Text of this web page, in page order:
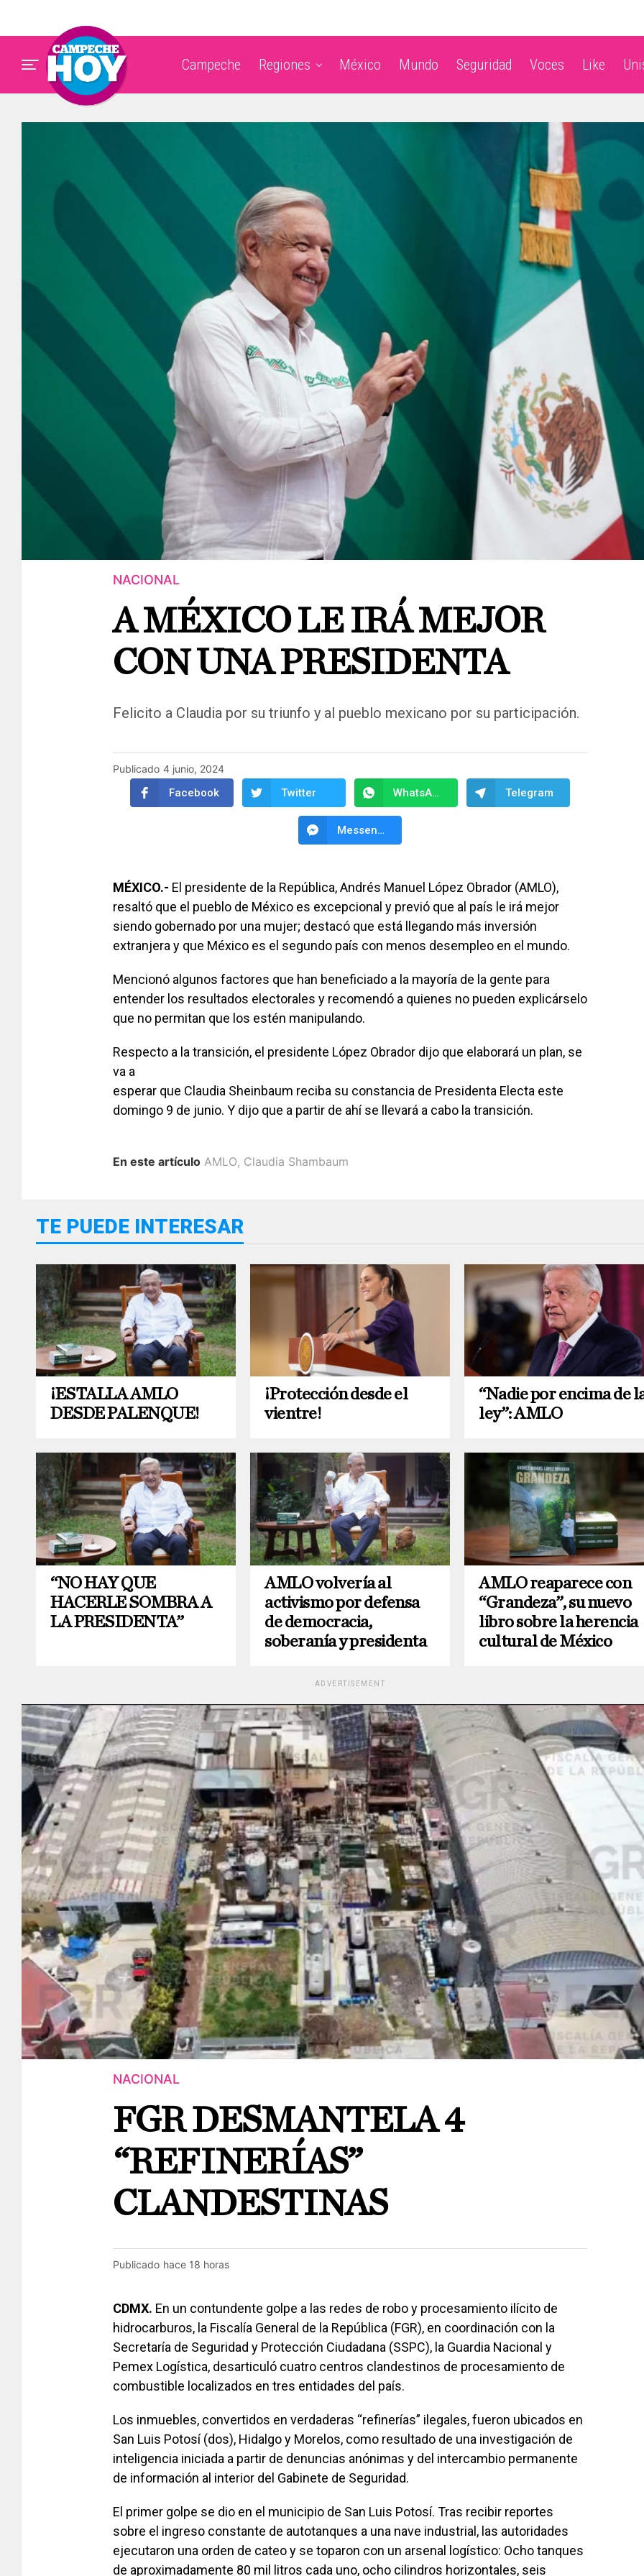
Campeche Regiones México Mundo Seguridad Voces Like
NACIONAL
A MÉXICO LE IRÁ MEJOR
CON UNA PRESIDENTA
Felicito a Claudia por su triunfo y al pueblo mexicano por su participación.
Publicado 4 junio, 2024
Facebook Twitter WhatsApp Telegram
Messenger
MÉXICO.- El presidente de la República, Andrés Manuel López Obrador (AMLO),
resaltó que el pueblo de México es excepcional y previó que al país le irá mejor
siendo gobernado por una mujer; destacó que está llegando más inversión
extranjera y que México es el segundo país con menos desempleo en el mundo.
Mencionó algunos factores que han beneficiado a la mayoría de la gente para
entender los resultados electorales y recomendó a quienes no pueden explicárselo
que no permitan que los estén manipulando.
Respecto a la transición, el presidente López Obrador dijo que elaborará un plan, se
va a
esperar que Claudia Sheinbaum reciba su constancia de Presidenta Electa este
domingo 9 de junio. Y dijo que a partir de ahí se llevará a cabo la transición.
En este artículo AMLO, Claudia Shambaum
TE PUEDE INTERESAR
¡ESTALLA AMLO
DESDE PALENQUE!
¡Protección desde el
vientre!
“Nadie por encima de
ley”: AMLO
“NO HAY QUE
HACERLE SOMBRA A
LA PRESIDENTA”
AMLO volvería al
activismo por defensa
de democracia,
soberanía y presidenta
AMLO reaparece con
“Grandeza”, su nuevo
libro sobre la herencia
cultural de México
ADVERTISEMENT
NACIONAL
FGR DESMANTELA 4
“REFINERÍAS”
CLANDESTINAS
Publicado hace 18 horas
CDMX. En un contundente golpe a las redes de robo y procesamiento ilícito de
hidrocarburos, la Fiscalía General de la República (FGR), en coordinación con la
Secretaría de Seguridad y Protección Ciudadana (SSPC), la Guardia Nacional y
Pemex Logística, desarticuló cuatro centros clandestinos de procesamiento de
combustible localizados en tres entidades del país.
Los inmuebles, convertidos en verdaderas “refinerías” ilegales, fueron ubicados en
San Luis Potosí (dos), Hidalgo y Morelos, como resultado de una investigación de
inteligencia iniciada a partir de denuncias anónimas y del intercambio permanente
de información al interior del Gabinete de Seguridad.
El primer golpe se dio en el municipio de San Luis Potosí. Tras recibir reportes
sobre el ingreso constante de autotanques a una nave industrial, las autoridades
ejecutaron una orden de cateo y se toparon con un arsenal logístico: Ocho tanques
de aproximadamente 80 mil litros cada uno, ocho cilindros horizontales, seis